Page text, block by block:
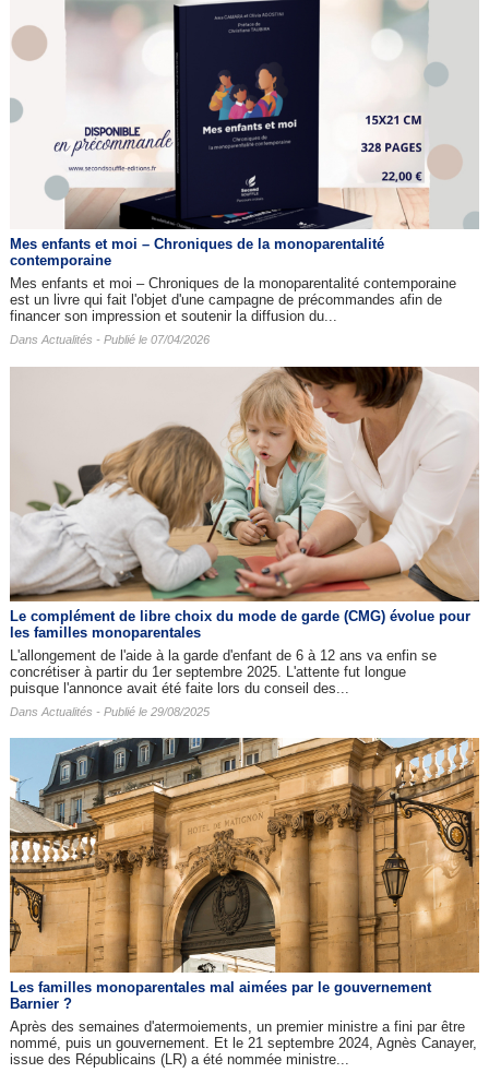
Mes enfants et moi – Chroniques de la monoparentalité
contemporaine
Mes enfants et moi – Chroniques de la monoparentalité contemporaine
est un livre qui fait l'objet d'une campagne de précommandes afin de
financer son impression et soutenir la diffusion du...
Dans Actualités - Publié le 07/04/2026
Le complément de libre choix du mode de garde (CMG) évolue pour
les familles monoparentales
L'allongement de l'aide à la garde d'enfant de 6 à 12 ans va enfin se
concrétiser à partir du 1er septembre 2025. L'attente fut longue
puisque l'annonce avait été faite lors du conseil des...
Dans Actualités - Publié le 29/08/2025
Les familles monoparentales mal aimées par le gouvernement
Barnier ?
Après des semaines d'atermoiements, un premier ministre a fini par être
nommé, puis un gouvernement. Et le 21 septembre 2024, Agnès Canayer,
issue des Républicains (LR) a été nommée ministre...